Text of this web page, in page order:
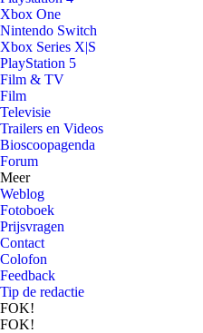
Xbox One
Nintendo Switch
Xbox Series X|S
PlayStation 5
Film & TV
Film
Televisie
Trailers en Videos
Bioscoopagenda
Forum
Meer
Weblog
Fotoboek
Prijsvragen
Contact
Colofon
Feedback
Tip de redactie
FOK!
FOK!